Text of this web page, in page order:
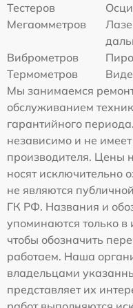
Тестеров
Мегаомметров
Виброметров
Термометров
Мы занимаемся
обслуживанием
гарантийного
независимо и не
производителя. Цены
носят исключительно
не являются
ГК РФ. Названия и
упоминаются только
чтобы обозначить
работаем. Наша
владельцами
представляет их